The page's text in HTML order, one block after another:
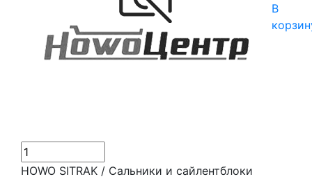
В
HOWO SITRAK / Сальники и сайлентблоки